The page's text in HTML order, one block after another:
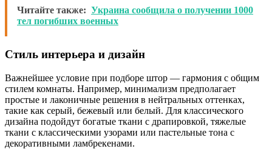
Читайте также: Украина сообщила о получении 1000
тел погибших военных
Стиль интерьера и дизайн
Важнейшее условие при подборе штор — гармония с общим
стилем комнаты. Например, минимализм предполагает
простые и лаконичные решения в нейтральных оттенках,
такие как серый, бежевый или белый. Для классического
дизайна подойдут богатые ткани с драпировкой, тяжелые
ткани с классическими узорами или пастельные тона с
декоративными ламбрекенами.